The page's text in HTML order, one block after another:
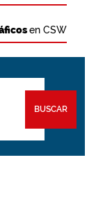
en CSW
BUSCAR